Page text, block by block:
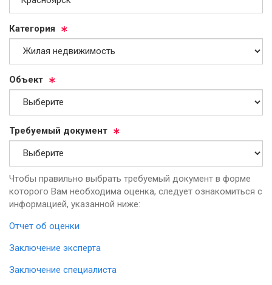
Ка­те­го­рия
Объ­ект
Тре­бу­емый до­ку­мент
Чтобы правильно выбрать требуемый документ в форме
которого Вам необходима оценка, следует ознакомиться с
информацией, указанной ниже:
Отчет об оценки
Заключение эксперта
Заключение специалиста